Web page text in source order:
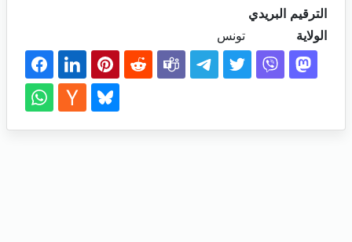
الترقيم البريدي
الولاية
تونس